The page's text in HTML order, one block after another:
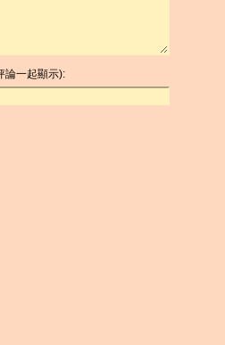
論一起顯示):